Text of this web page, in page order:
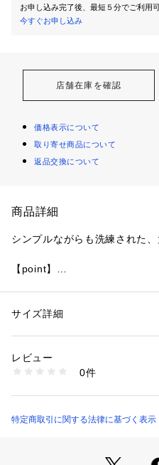
お申し込み完了後、最短５分でご利用可
今すぐお申し込み
店舗在庫を確認
価格表示について
取り寄せ商品について
返品交換について
商品詳細
シンプルながらも洗練された
【point】
・オンにもオフにも使える着回
性別：レディース
素材：ポリエステル 100％
商品番号：
262261162005 （ショップ）
サイズ詳細
レビュー
0件
特定商取引に関する法律に基づく表示